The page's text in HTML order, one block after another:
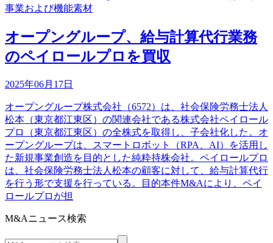
事業および機能素材
オープングループ、給与計算代行業務
のペイロールプロを買収
2025年06月17日
オープングループ株式会社（6572）は、社会保険労務士法人
松本（東京都江東区）の関連会社である株式会社ペイロール
プロ（東京都江東区）の全株式を取得し、子会社化した。オ
ープングループは、スマートロボット（RPA、AI）を活用し
た新規事業創造を目的とした純粋持株会社。ペイロールプロ
は、社会保険労務士法人松本の顧客に対して、給与計算代行
を行う形で支援を行っている。目的本件M&Aにより、ペイ
ロールプロが担
M&Aニュース検索